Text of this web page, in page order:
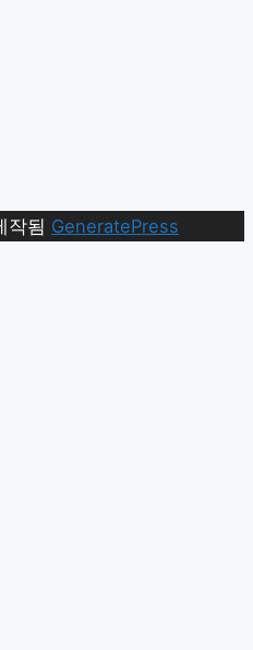
작됨 GeneratePress